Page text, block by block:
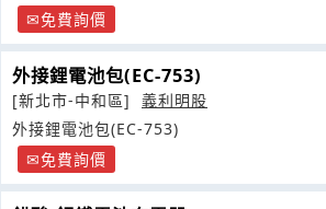
免費詢價
外接鋰電池包(EC-753)
[新北市-中和區]
義利明股
外接鋰電池包(EC-753)
免費詢價